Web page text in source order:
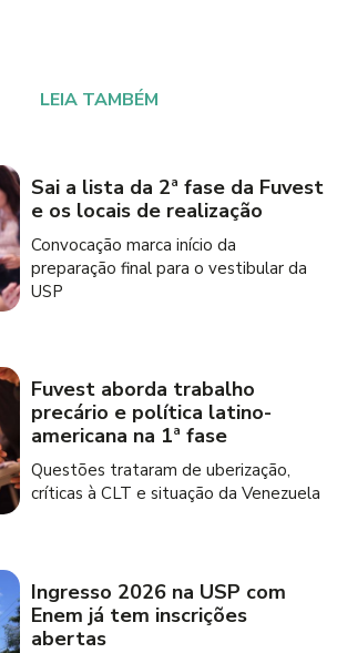
LEIA TAMBÉM
Sai a lista da 2ª fase da Fuvest
e os locais de realização
Convocação marca início da
preparação final para o vestibular da
USP
Fuvest aborda trabalho
precário e política latino-
americana na 1ª fase
Questões trataram de uberização,
críticas à CLT e situação da Venezuela
Ingresso 2026 na USP com
Enem já tem inscrições
abertas